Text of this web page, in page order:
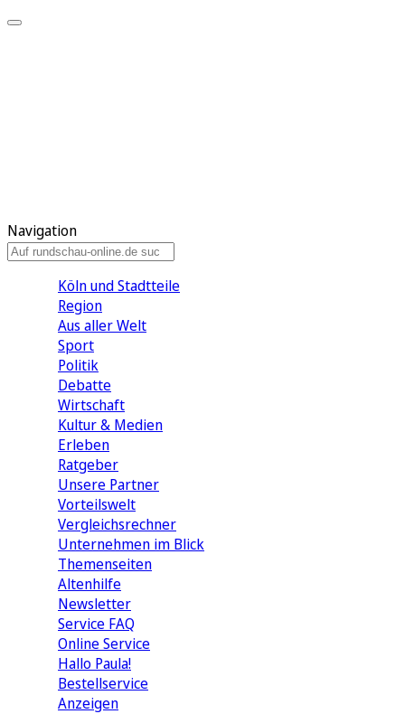
Navigation
Köln und Stadtteile
Region
Aus aller Welt
Sport
Politik
Debatte
Wirtschaft
Kultur & Medien
Erleben
Ratgeber
Unsere Partner
Vorteilswelt
Vergleichsrechner
Unternehmen im Blick
Themenseiten
Altenhilfe
Newsletter
Service FAQ
Online Service
Hallo Paula!
Bestellservice
Anzeigen